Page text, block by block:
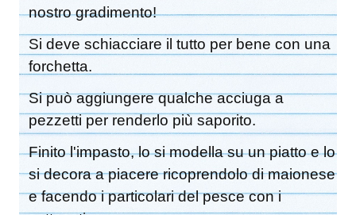
nostro gradimento!
Si deve schiacciare il tutto per bene con una
forchetta.
Si può aggiungere qualche acciuga a
pezzetti per renderlo più saporito.
Finito l'impasto, lo si modella su un piatto e lo
si decora a piacere ricoprendolo di maionese
e facendo i particolari del pesce con i